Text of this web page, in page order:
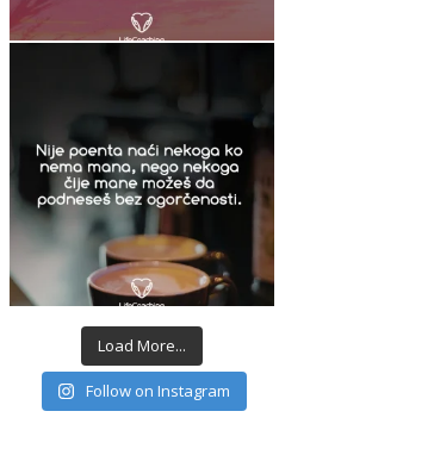
Load More...
Follow on Instagram